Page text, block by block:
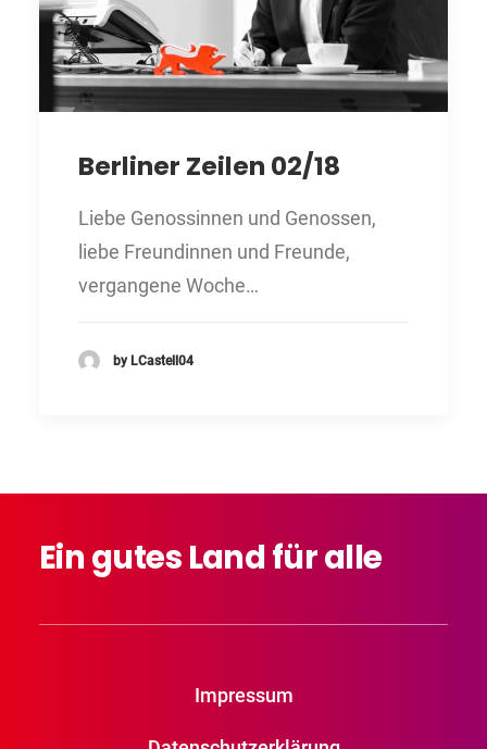
Berliner Zeilen 02/18
Liebe Genossinnen und Genossen,
liebe Freundinnen und Freunde,
vergangene Woche…
by LCastell04
EingutesLandfüralle
Impressum